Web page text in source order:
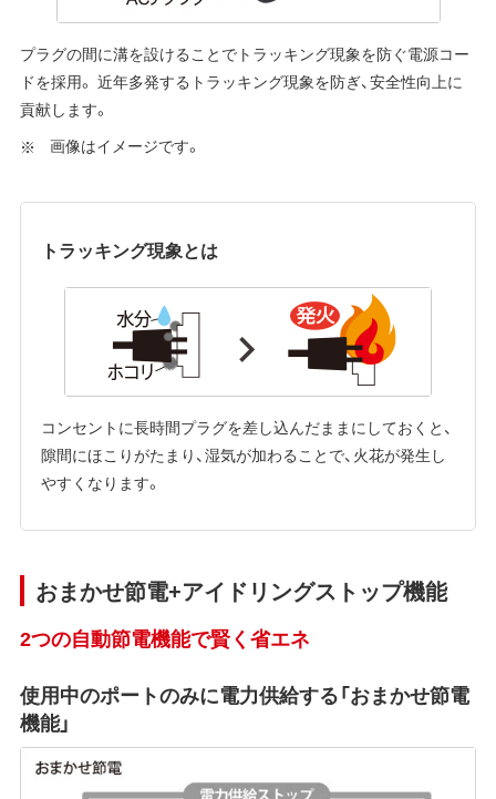
プラグの間に溝を設けることでトラッキング現象を防ぐ電源コー
ドを採用。 近年多発するトラッキング現象を防ぎ、安全性向上に
貢献します。
画像はイメージです。
トラッキング現象とは
コンセントに長時間プラグを差し込んだままにしておくと、
隙間にほこりがたまり、湿気が加わることで、火花が発生し
やすくなります。
おまかせ節電+アイドリングストップ機能
2つの自動節電機能で賢く省エネ
使用中のポートのみに電力供給する「おまかせ節電
機能」